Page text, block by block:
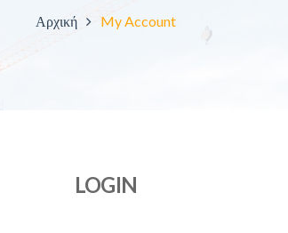
Αρχική My Account
LOGIN